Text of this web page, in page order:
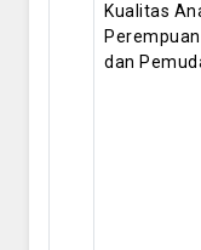
Kualitas
Perempuan
dan